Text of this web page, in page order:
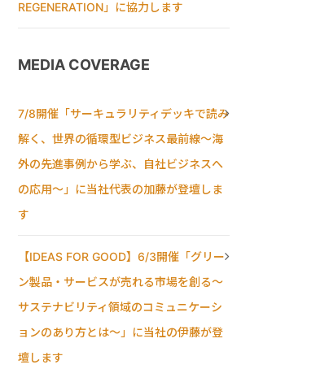
REGENERATION」に協力します
MEDIA COVERAGE
7/8開催「サーキュラリティデッキで読み
解く、世界の循環型ビジネス最前線〜海
外の先進事例から学ぶ、自社ビジネスへ
の応用〜」に当社代表の加藤が登壇しま
す
【IDEAS FOR GOOD】6/3開催「グリー
ン製品・サービスが売れる市場を創る〜
サステナビリティ領域のコミュニケーシ
ョンのあり方とは〜」に当社の伊藤が登
壇します